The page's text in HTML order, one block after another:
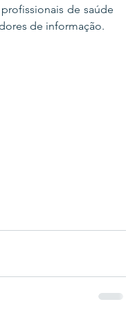
de saúde
de informação.